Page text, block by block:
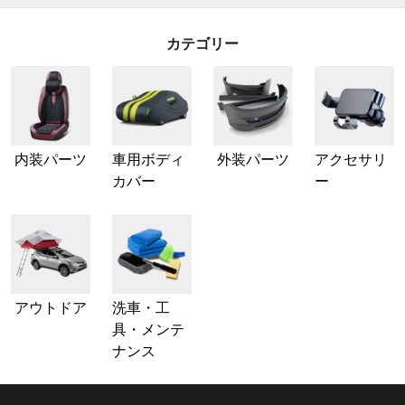
カテゴリー
内装パーツ
車用ボディ
カバー
外装パーツ
アクセサリ
ー
アウトドア
洗車・工
具・メンテ
ナンス